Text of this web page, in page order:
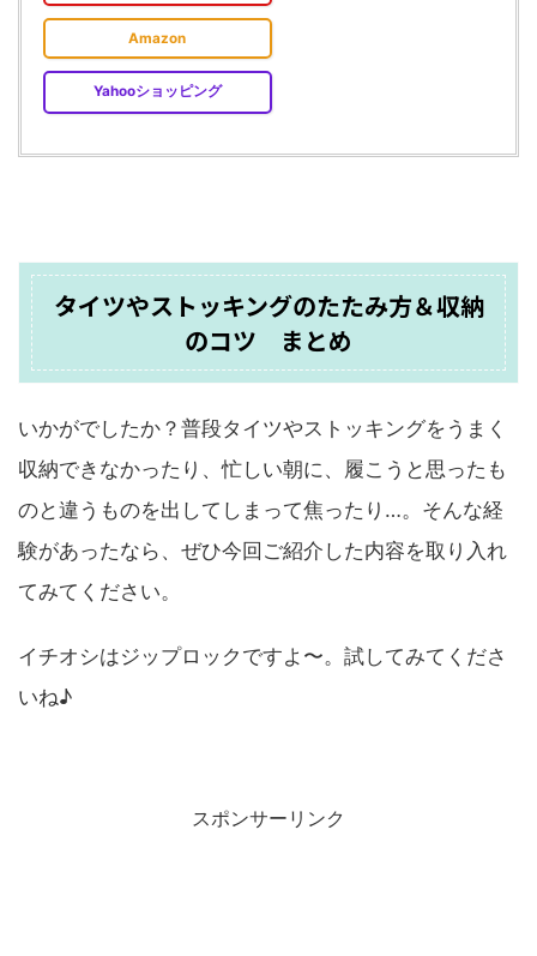
Amazon
Yahooショッピング
タイツやストッキングのたたみ方＆収納
のコツ まとめ
いかがでしたか？普段タイツやストッキングをうまく
収納できなかったり、忙しい朝に、履こうと思ったも
のと違うものを出してしまって焦ったり…。そんな経
験があったなら、ぜひ今回ご紹介した内容を取り入れ
てみてください。
イチオシはジップロックですよ〜。試してみてくださ
いね♪
スポンサーリンク